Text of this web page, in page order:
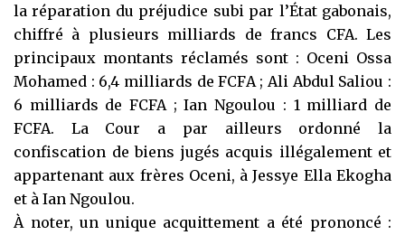
la réparation du préjudice subi par l’État gabonais,
chiffré à plusieurs milliards de francs CFA. Les
principaux montants réclamés sont : Oceni Ossa
Mohamed : 6,4 milliards de FCFA ; Ali Abdul Saliou :
6 milliards de FCFA ; Ian Ngoulou : 1 milliard de
FCFA. La Cour a par ailleurs ordonné la
confiscation de biens jugés acquis illégalement et
appartenant aux frères Oceni, à Jessye Ella Ekogha
et à Ian Ngoulou.
À noter, un unique acquittement a été prononcé :